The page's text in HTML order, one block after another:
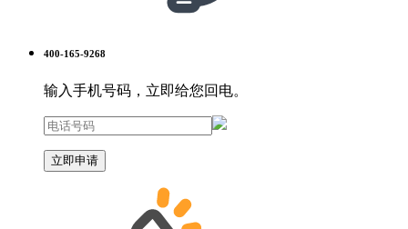
400-165-9268
输入手机号码，立即给您回电。
立即申请